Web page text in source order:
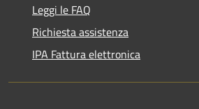
Leggi le FAQ
Richiesta assistenza
IPA Fattura elettronica